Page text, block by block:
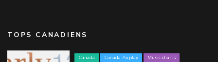
TOPS CANADIENS
Canada Canada Airplay Music charts